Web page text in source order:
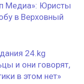
Медиа»: Юристы
в Верховный
24.kg
и они говорят,
в этом нет»